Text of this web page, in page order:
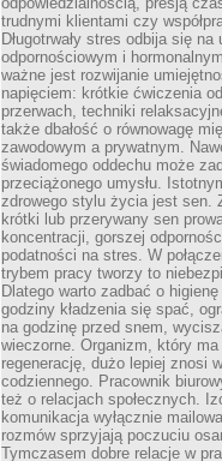
trudnymi klientami czy
Długotrwały stres odbija się na
odpornościowym i
ważne jest rozwijanie
napięciem: krótkie ćwiczenia
przerwach, techniki
także dbałość o równowagę
zawodowym a prywatnym.
świadomego oddechu może
przeciążonego umysłu.
zdrowego stylu życia jest sen.
krótki lub przerywany sen
koncentracji, gorszej
podatności na stres. W
trybem pracy tworzy to
Dlatego warto zadbać o
godziny kładzenia się spać,
na godzinę przed snem,
wieczorne. Organizm, który
regenerację, dużo lepiej znosi
codziennego. Pracownik
też o relacjach społecznych.
komunikacja wyłącznie
rozmów sprzyjają poczuciu
Tymczasem dobre relacje w